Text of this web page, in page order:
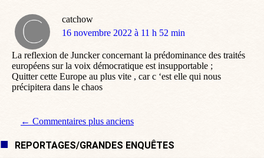
catchow
dit
16 novembre 2022 à 11 h 52 min
La reflexion de Juncker concernant la prédominance des traités
européens sur la voix démocratique est insupportable ;
Quitter cette Europe au plus vite , car c ‘est elle qui nous
précipitera dans le chaos
Navigation de commentaire
← Commentaires plus anciens
REPORTAGES/GRANDES ENQUÊTES